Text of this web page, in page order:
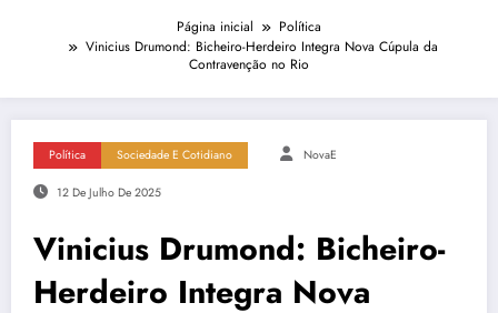
Página inicial
Política
Vinicius Drumond: Bicheiro-Herdeiro Integra Nova Cúpula da
Contravenção no Rio
Política Sociedade E Cotidiano NovaE
12 De Julho De 2025
Vinicius Drumond: Bicheiro-
Herdeiro Integra Nova